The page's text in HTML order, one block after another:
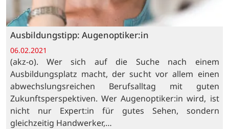
Ausbildungstipp: Augenoptiker:in
06.02.2021
(akz-o). Wer sich auf die Suche nach einem
Ausbildungsplatz macht, der sucht vor allem einen
abwechslungsreichen Berufsalltag mit guten
Zukunftsperspektiven. Wer Augenoptiker:in wird, ist
nicht nur Expert:in für gutes Sehen, sondern
gleichzeitig Handwerker,…